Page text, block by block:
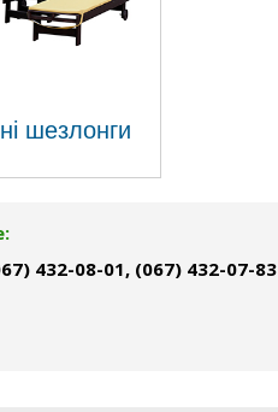
шезлонги
432-08-01, (067) 432-07-83